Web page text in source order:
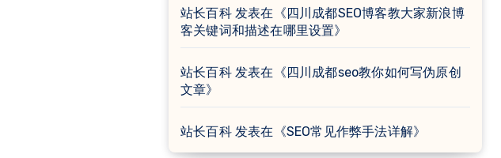
站长百科发表在《四川成都SEO博客教大家新浪博
客关键词和描述在哪里设置》
站长百科发表在《四川成都seo教你如何写伪原创
文章》
站长百科发表在《SEO常见作弊手法详解》